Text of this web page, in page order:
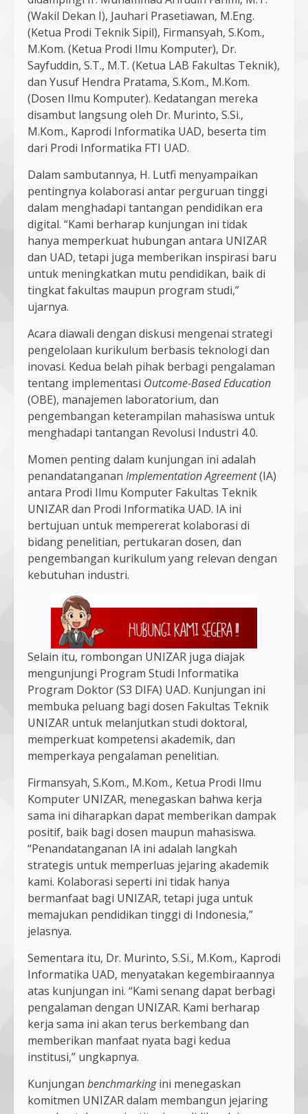
(Wakil Dekan I), Jauhari Prasetiawan, M.Eng.
(Ketua Prodi Teknik Sipil), Firmansyah, S.Kom.,
M.Kom. (Ketua Prodi Ilmu Komputer), Dr.
Sayfuddin, S.T., M.T. (Ketua LAB Fakultas Teknik),
dan Yusuf Hendra Pratama, S.Kom., M.Kom.
(Dosen Ilmu Komputer). Kedatangan mereka
disambut langsung oleh Dr. Murinto, S.Si.,
M.Kom., Kaprodi Informatika UAD, beserta tim
dari Prodi Informatika FTI UAD.
Dalam sambutannya, H. Lutfi menyampaikan
pentingnya kolaborasi antar perguruan tinggi
dalam menghadapi tantangan pendidikan era
digital. “Kami berharap kunjungan ini tidak
hanya memperkuat hubungan antara UNIZAR
dan UAD, tetapi juga memberikan inspirasi baru
untuk meningkatkan mutu pendidikan, baik di
tingkat fakultas maupun program studi,”
ujarnya.
Acara diawali dengan diskusi mengenai strategi
pengelolaan kurikulum berbasis teknologi dan
inovasi. Kedua belah pihak berbagi pengalaman
tentang implementasi Outcome-Based Education
(OBE), manajemen laboratorium, dan
pengembangan keterampilan mahasiswa untuk
menghadapi tantangan Revolusi Industri 4.0.
Momen penting dalam kunjungan ini adalah
penandatanganan Implementation Agreement(IA)
antara Prodi Ilmu Komputer Fakultas Teknik
UNIZAR dan Prodi Informatika UAD. IA ini
bertujuan untuk mempererat kolaborasi di
bidang penelitian, pertukaran dosen, dan
pengembangan kurikulum yang relevan dengan
kebutuhan industri.
Selain itu, rombongan UNIZAR juga diajak
mengunjungi Program Studi Informatika
Program Doktor (S3 DIFA) UAD. Kunjungan ini
membuka peluang bagi dosen Fakultas Teknik
UNIZAR untuk melanjutkan studi doktoral,
memperkuat kompetensi akademik, dan
memperkaya pengalaman penelitian.
Firmansyah, S.Kom., M.Kom., Ketua Prodi Ilmu
Komputer UNIZAR, menegaskan bahwa kerja
sama ini diharapkan dapat memberikan dampak
positif, baik bagi dosen maupun mahasiswa.
“Penandatanganan IA ini adalah langkah
strategis untuk memperluas jejaring akademik
kami. Kolaborasi seperti ini tidak hanya
bermanfaat bagi UNIZAR, tetapi juga untuk
memajukan pendidikan tinggi di Indonesia,”
jelasnya.
Sementara itu, Dr. Murinto, S.Si., M.Kom., Kaprodi
Informatika UAD, menyatakan kegembiraannya
atas kunjungan ini. “Kami senang dapat berbagi
pengalaman dengan UNIZAR. Kami berharap
kerja sama ini akan terus berkembang dan
memberikan manfaat nyata bagi kedua
institusi,” ungkapnya.
Kunjungan benchmarkingini menegaskan
komitmen UNIZAR dalam membangun jejaring